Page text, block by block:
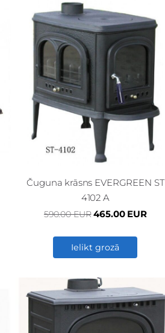
Čuguna krāsns EVERGREEN ST
4102 A
590.00 EUR 465.00 EUR
Ielikt grozā